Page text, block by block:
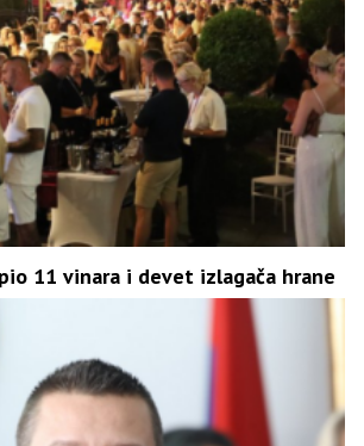
11 vinara i devet izlagača hrane